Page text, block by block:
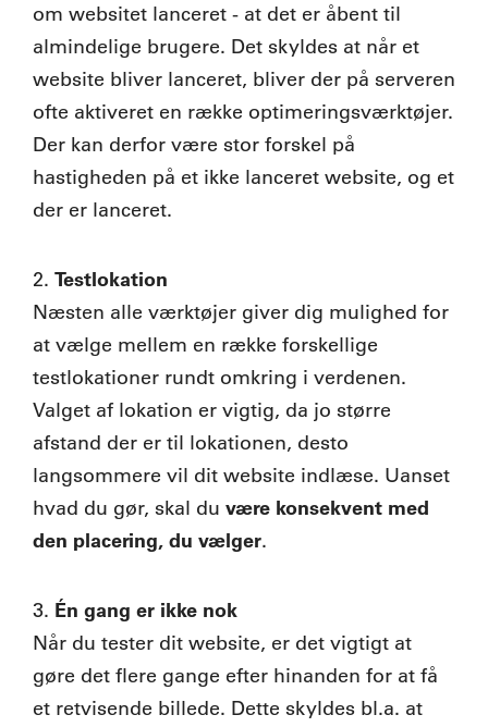
om websitet lanceret - at det er åbent til
almindelige brugere. Det skyldes at når et
website bliver lanceret, bliver der på serveren
ofte aktiveret en række optimeringsværktøjer.
Der kan derfor være stor forskel på
hastigheden på et ikke lanceret website, og et
der er lanceret.
2. Testlokation
Næsten alle værktøjer giver dig mulighed for
at vælge mellem en række forskellige
testlokationer rundt omkring i verdenen.
Valget af lokation er vigtig, da jo større
afstand der er til lokationen, desto
langsommere vil dit website indlæse. Uanset
hvad du gør, skal du være konsekvent med
den placering, du vælger.
3. Én gang er ikke nok
Når du tester dit website, er det vigtigt at
gøre det flere gange efter hinanden for at få
et retvisende billede. Dette skyldes bl.a. at